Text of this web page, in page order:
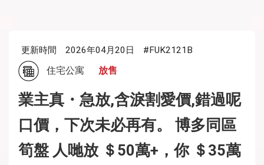
更新時間 2026年04月20日 #FUK2121B
住宅公寓 放售
業主真・急放,含淚割愛價,錯過呢
口價，下次未必再有。 博多同區
筍盤 人哋放 ＄50萬+，你 ＄35萬